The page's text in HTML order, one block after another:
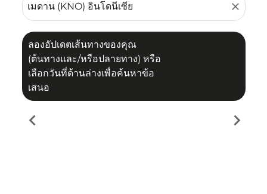
close
ลองอัปเดตเส้นทางของคุณ
(ต้นทางและ/หรือปลายทาง) หรือ
เลือกวันที่ด้านล่างเพื่อค้นหาข้อ
เสนอ
chevron_left chevron_right